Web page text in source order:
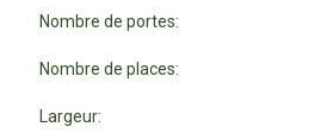
Nombre de portes:
Nombre de places:
Largeur: